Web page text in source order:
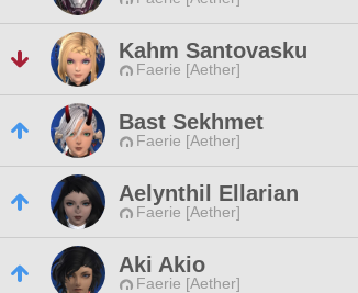
Kahm Santovasku
Faerie [Aether]
Bast Sekhmet
Faerie [Aether]
Aelynthil Ellarian
Faerie [Aether]
Aki Akio
Faerie [Aether]